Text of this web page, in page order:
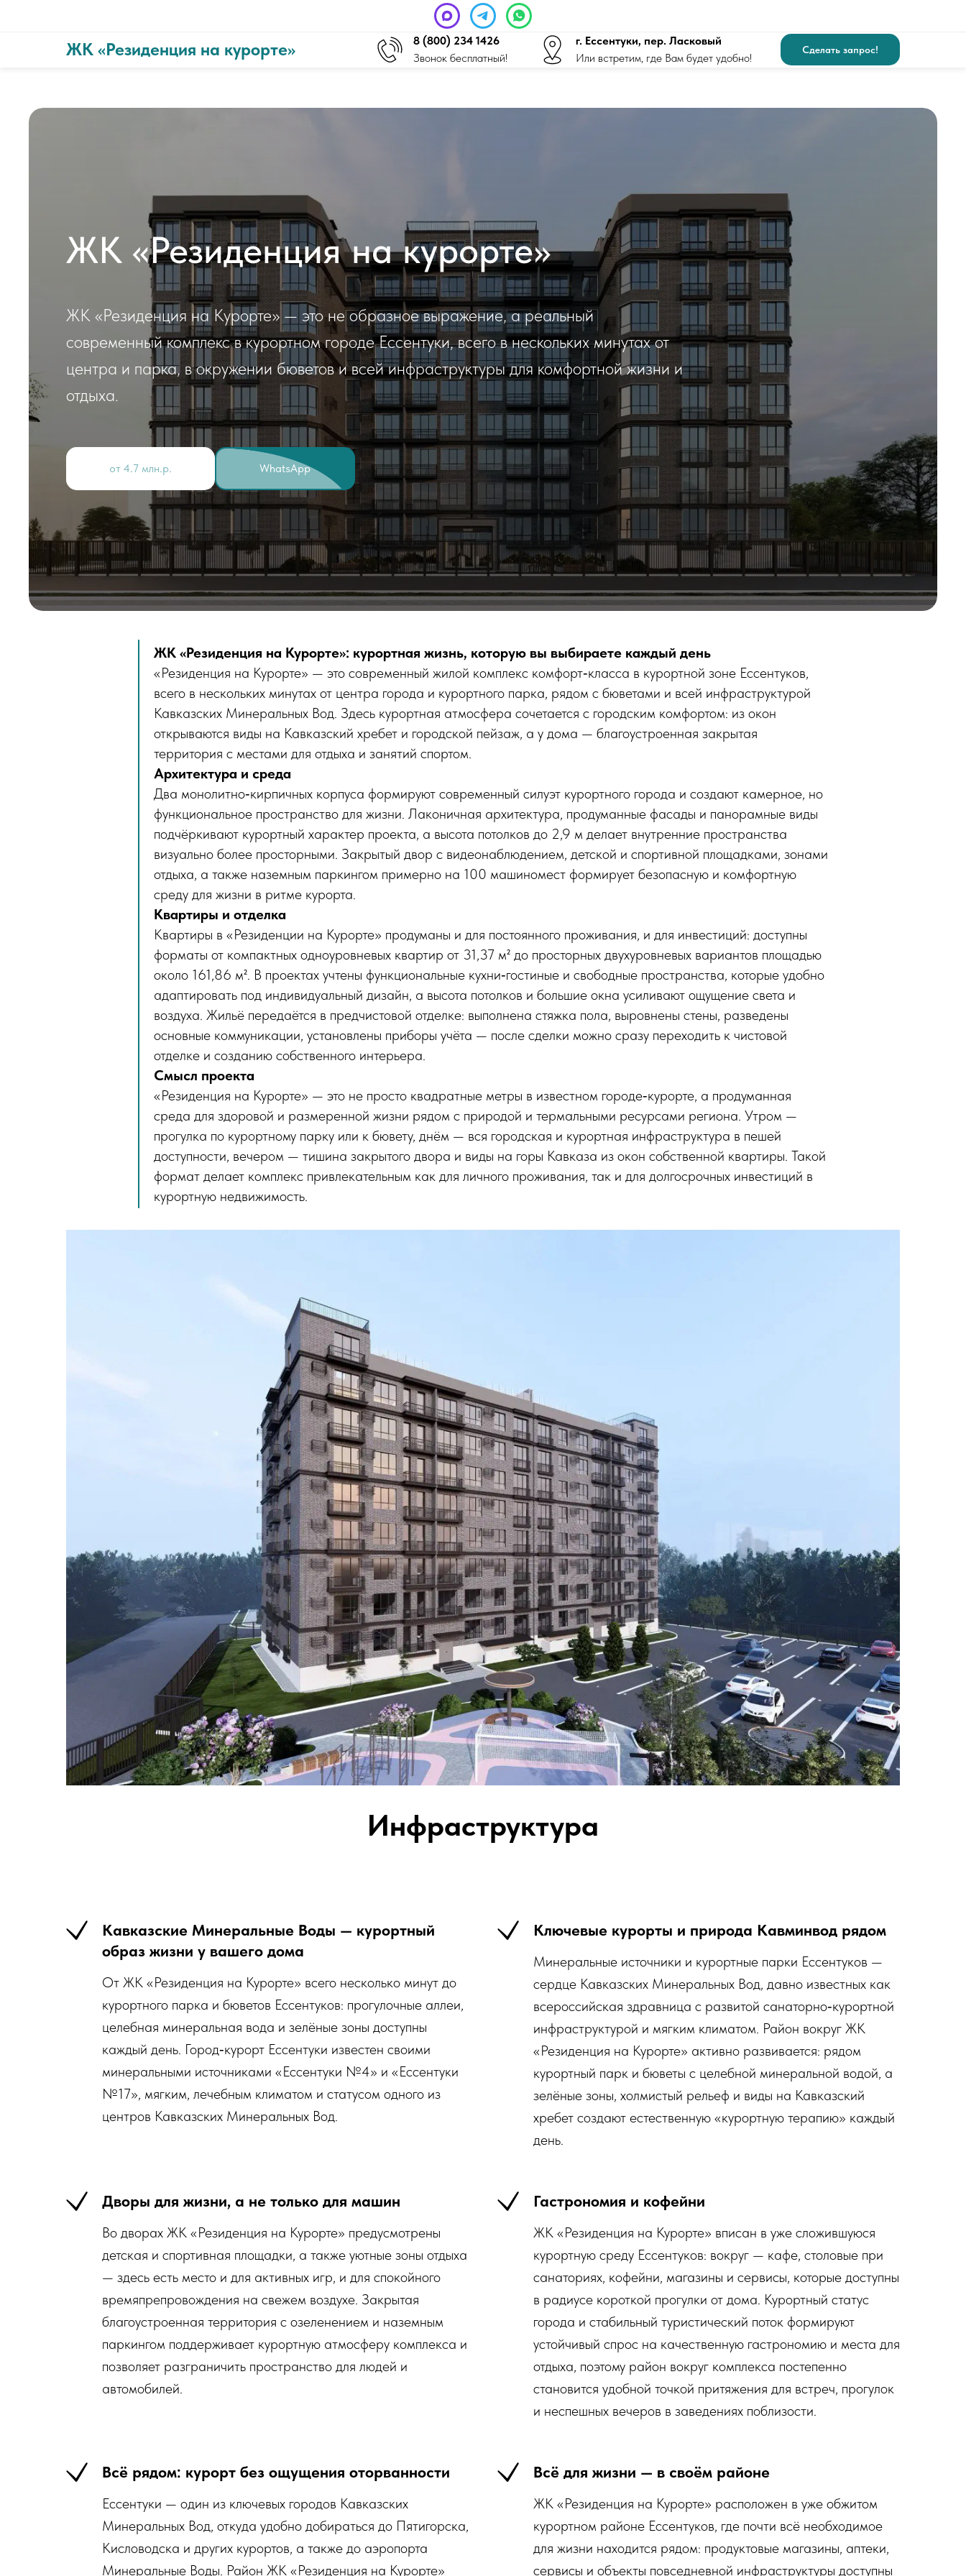
ЖК «Резиденция на курорте»
8 (800) 234 1426
Звонок бесплатный!
г. Ессентуки, пер. Ласковый
Или встретим, где Вам будет удобно!
Сделать запрос!
ЖК «Резиденция на курорте»
ЖК «Резиденция на Курорте» — это не образное выражение, а реальный
современный комплекс в курортном городе Ессентуки, всего в нескольких минутах от
центра и парка, в окружении бюветов и всей инфраструктуры для комфортной жизни и
отдыха.
от 4.7 млн.р. WhatsApp
ЖК «Резиденция на Курорте»: курортная жизнь, которую вы выбираете каждый день
«Резиденция на Курорте» — это современный жилой комплекс комфорт‑класса в курортной зоне Ессентуков,
всего в нескольких минутах от центра города и курортного парка, рядом с бюветами и всей инфраструктурой
Кавказских Минеральных Вод. Здесь курортная атмосфера сочетается с городским комфортом: из окон
открываются виды на Кавказский хребет и городской пейзаж, а у дома — благоустроенная закрытая
территория с местами для отдыха и занятий спортом.
Архитектура и среда
Два монолитно‑кирпичных корпуса формируют современный силуэт курортного города и создают камерное, но
функциональное пространство для жизни. Лаконичная архитектура, продуманные фасады и панорамные виды
подчёркивают курортный характер проекта, а высота потолков до 2,9 м делает внутренние пространства
визуально более просторными. Закрытый двор с видеонаблюдением, детской и спортивной площадками, зонами
отдыха, а также наземным паркингом примерно на 100 машиномест формирует безопасную и комфортную
среду для жизни в ритме курорта.
Квартиры и отделка
Квартиры в «Резиденции на Курорте» продуманы и для постоянного проживания, и для инвестиций: доступны
форматы от компактных одноуровневых квартир от 31,37 м² до просторных двухуровневых вариантов площадью
около 161,86 м². В проектах учтены функциональные кухни‑гостиные и свободные пространства, которые удобно
адаптировать под индивидуальный дизайн, а высота потолков и большие окна усиливают ощущение света и
воздуха. Жильё передаётся в предчистовой отделке: выполнена стяжка пола, выровнены стены, разведены
основные коммуникации, установлены приборы учёта — после сделки можно сразу переходить к чистовой
отделке и созданию собственного интерьера.
Смысл проекта
«Резиденция на Курорте» — это не просто квадратные метры в известном городе‑курорте, а продуманная
среда для здоровой и размеренной жизни рядом с природой и термальными ресурсами региона. Утром —
прогулка по курортному парку или к бювету, днём — вся городская и курортная инфраструктура в пешей
доступности, вечером — тишина закрытого двора и виды на горы Кавказа из окон собственной квартиры. Такой
формат делает комплекс привлекательным как для личного проживания, так и для долгосрочных инвестиций в
курортную недвижимость.
Инфраструктура
Кавказские Минеральные Воды — курортный
образ жизни у вашего дома
От ЖК «Резиденция на Курорте» всего несколько минут до
курортного парка и бюветов Ессентуков: прогулочные аллеи,
целебная минеральная вода и зелёные зоны доступны
каждый день. Город‑курорт Ессентуки известен своими
минеральными источниками «Ессентуки №4» и «Ессентуки
№17», мягким, лечебным климатом и статусом одного из
центров Кавказских Минеральных Вод.
Ключевые курорты и природа Кавминвод рядом
Минеральные источники и курортные парки Ессентуков —
сердце Кавказских Минеральных Вод, давно известных как
всероссийская здравница с развитой санаторно‑курортной
инфраструктурой и мягким климатом. Район вокруг ЖК
«Резиденция на Курорте» активно развивается: рядом
курортный парк и бюветы с целебной минеральной водой, а
зелёные зоны, холмистый рельеф и виды на Кавказский
хребет создают естественную «курортную терапию» каждый
день.
Дворы для жизни, а не только для машин
Во дворах ЖК «Резиденция на Курорте» предусмотрены
детская и спортивная площадки, а также уютные зоны отдыха
— здесь есть место и для активных игр, и для спокойного
времяпрепровождения на свежем воздухе. Закрытая
благоустроенная территория с озеленением и наземным
паркингом поддерживает курортную атмосферу комплекса и
позволяет разграничить пространство для людей и
автомобилей.
Гастрономия и кофейни
ЖК «Резиденция на Курорте» вписан в уже сложившуюся
курортную среду Ессентуков: вокруг — кафе, столовые при
санаториях, кофейни, магазины и сервисы, которые доступны
в радиусе короткой прогулки от дома. Курортный статус
города и стабильный туристический поток формируют
устойчивый спрос на качественную гастрономию и места для
отдыха, поэтому район вокруг комплекса постепенно
становится удобной точкой притяжения для встреч, прогулок
и неспешных вечеров в заведениях поблизости.
Всё рядом: курорт без ощущения оторванности
Ессентуки — один из ключевых городов Кавказских
Минеральных Вод, откуда удобно добираться до Пятигорска,
Кисловодска и других курортов, а также до аэропорта
Минеральные Воды. Район ЖК «Резиденция на Курорте»
Всё для жизни — в своём районе
ЖК «Резиденция на Курорте» расположен в уже обжитом
курортном районе Ессентуков, где почти всё необходимое
для жизни находится рядом: продуктовые магазины, аптеки,
сервисы и объекты повседневной инфраструктуры доступны